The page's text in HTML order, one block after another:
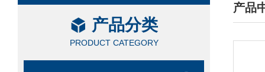
产品分类
PRODUCT CATEGORY
产品
/